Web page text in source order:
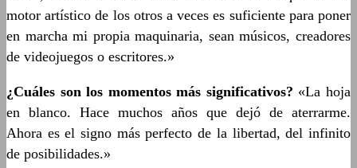
motor artístico de los otros a veces es suficiente para poner
en marcha mi propia maquinaria, sean músicos, creadores
de videojuegos o escritores.»
¿Cuáles son los momentos más significativos? «La hoja
en blanco. Hace muchos años que dejó de aterrarme.
Ahora es el signo más perfecto de la libertad, del infinito
de posibilidades.»